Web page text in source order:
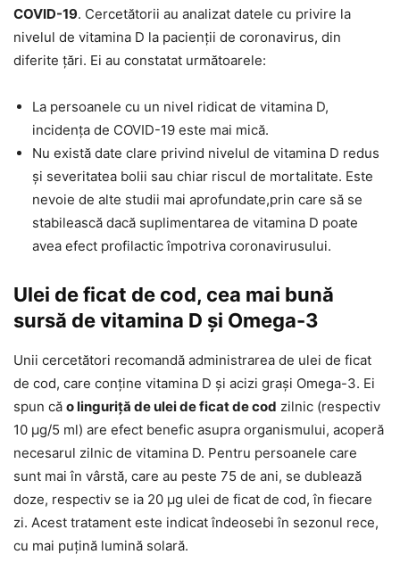
COVID-19. Cercetătorii au analizat datele cu privire la
nivelul de vitamina D la pacienții de coronavirus, din
diferite țări. Ei au constatat următoarele:
La persoanele cu un nivel ridicat de vitamina D,
incidența de COVID-19 este mai mică.
Nu există date clare privind nivelul de vitamina D redus
și severitatea bolii sau chiar riscul de mortalitate. Este
nevoie de alte studii mai aprofundate,prin care să se
stabilească dacă suplimentarea de vitamina D poate
avea efect profilactic împotriva coronavirusului.
Ulei de ficat de cod, cea mai bună
sursă de vitamina D și Omega-3
Unii cercetători recomandă administrarea de ulei de ficat
de cod, care conține vitamina D și acizi grași Omega-3. Ei
spun că o linguriță de ulei de ficat de cod zilnic (respectiv
10 µg/5 ml) are efect benefic asupra organismului, acoperă
necesarul zilnic de vitamina D. Pentru persoanele care
sunt mai în vârstă, care au peste 75 de ani, se dublează
doze, respectiv se ia 20 µg ulei de ficat de cod, în fiecare
zi. Acest tratament este indicat îndeosebi în sezonul rece,
cu mai puțină lumină solară.